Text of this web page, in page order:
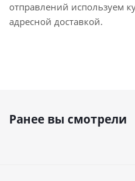
отправлений используем
адресной доставкой.
Ранее вы смотрели